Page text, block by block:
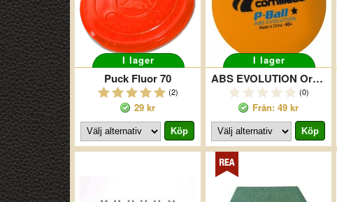
I lager
Puck Fluor 70
(2)
29 kr
I lager
ABS EVOLUTION Orange
(0)
Från: 49 kr